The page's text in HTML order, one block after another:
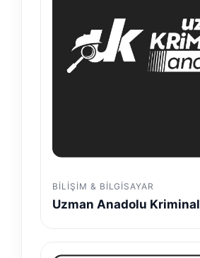
BILIŞIM & BILGISAYAR
Uzman Anadolu Kriminal